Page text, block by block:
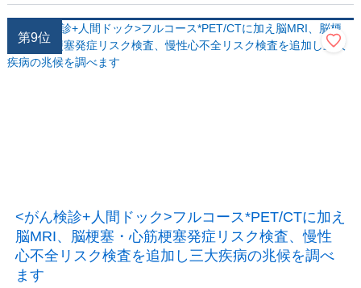
第9位
<がん検診+人間ドック>フルコース*PET/CTに加え
脳MRI、脳梗塞・心筋梗塞発症リスク検査、慢性
心不全リスク検査を追加し三大疾病の兆候を調べ
ます